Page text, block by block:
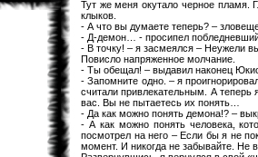
Тут же меня окутало черное пламя.
клыков.
- А что вы думаете теперь? –
- Д-демон… - просипел
- В точку! – я засмеялся – Неужели
Повисло напряженное молчание.
- Ты обещал! – выдавил наконец
- Запомните одно. – я
считали привлекательным. А теперь
вас. Вы не пытаетесь их понять…
- Да как можно понять демона!? –
- А как можно понять человека,
посмотрел на него – Если бы я не
момент. И никогда не забывайте. Не